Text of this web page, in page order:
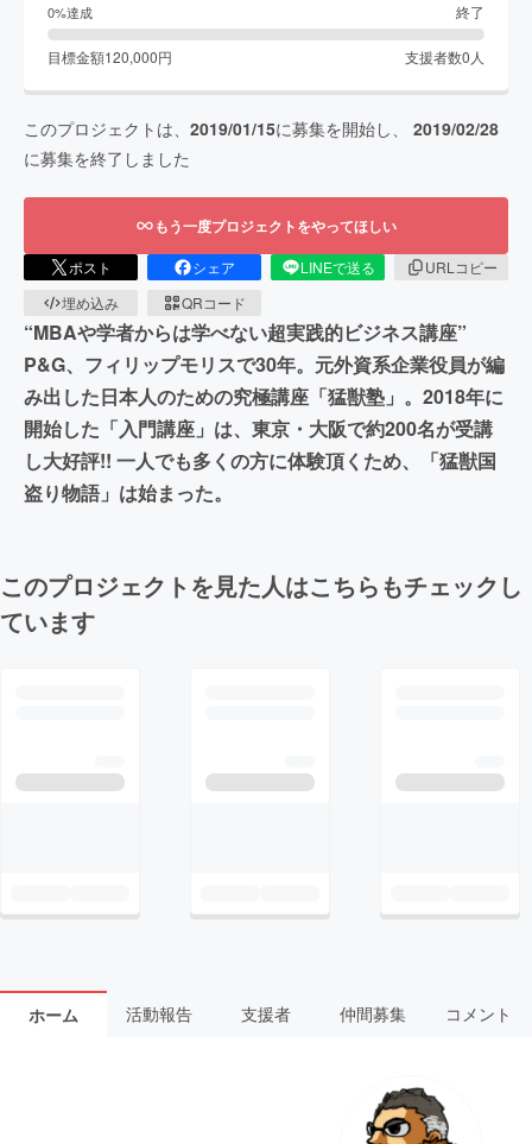
0%達成 終了
目標金額120,000円 支援者数0人
このプロジェクトは、 2019/01/15に募集を開始し、 2019/02/28
に募集を終了しました
もう一度プロジェクトをやってほしい
ポスト シェア LINEで送る
URLコピー
埋め込み
QRコード
“MBAや学者からは学べない超実践的ビジネス講座”
P&G、フィリップモリスで30年。元外資系企業役員が編
み出した​日本人のための究極講座「猛獣塾」。​ 2018年に
開始した「入門講座」は、東京・大阪で約200名が受講
し大好評!! 一人でも多くの方に体験頂くため、「猛獣国
盗り物語」は始まった。
このプロジェクトを見た人はこちらもチェックし
ています
ホーム 活動報告 支援者 仲間募集 コメント